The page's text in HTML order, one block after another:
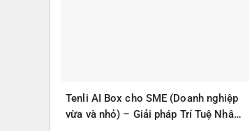
Tenli AI Box cho SME (Doanh nghiệp
vừa và nhỏ) – Giải pháp Trí Tuệ Nhân